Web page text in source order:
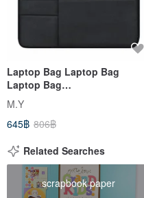
Laptop Bag Laptop Bag
Laptop Bag
12"/13"/14"/15"/15.6" Handbag
Black
M.Y
645฿ 806฿
Related Searches
scrapbook paper